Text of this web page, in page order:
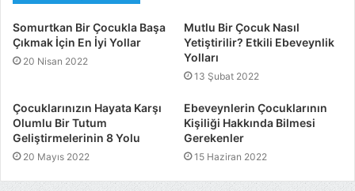
Somurtkan Bir Çocukla Başa
Çıkmak İçin En İyi Yollar
20 Nisan 2022
Mutlu Bir Çocuk Nasıl
Yetiştirilir? Etkili Ebeveynlik
Yolları
13 Şubat 2022
Çocuklarınızın Hayata Karşı
Olumlu Bir Tutum
Geliştirmelerinin 8 Yolu
20 Mayıs 2022
Ebeveynlerin Çocuklarının
Kişiliği Hakkında Bilmesi
Gerekenler
15 Haziran 2022